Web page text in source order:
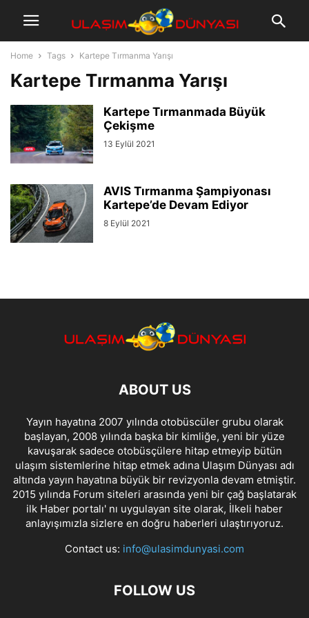
Home Tags Kartepe Tırmanma Yarışı
Kartepe Tırmanma Yarışı
Kartepe Tırmanmada Büyük
Çekişme
13 Eylül 2021
AVIS Tırmanma Şampiyonası
Kartepe’de Devam Ediyor
8 Eylül 2021
ABOUT US
Yayın hayatına 2007 yılında otobüscüler grubu olarak
başlayan, 2008 yılında başka bir kimliğe, yeni bir yüze
kavuşarak sadece otobüsçülere hitap etmeyip bütün
ulaşım sistemlerine hitap etmek adına Ulaşım Dünyası adı
altında yayın hayatına büyük bir revizyonla devam etmiştir.
2015 yılında Forum siteleri arasında yeni bir çağ başlatarak
ilk Haber portalı' nı uygulayan site olarak, İlkeli haber
anlayışımızla sizlere en doğru haberleri ulaştırıyoruz.
Contact us: info@ulasimdunyasi.com
FOLLOW US